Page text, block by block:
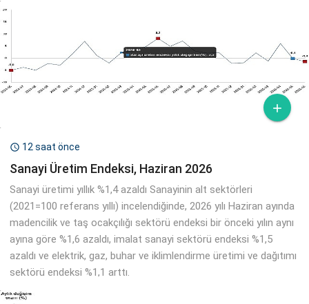

 12 saat önce
Sanayi Üretim Endeksi, Haziran 2026
Sanayi üretimi yıllık %1,4 azaldı Sanayinin alt sektörleri
(2021=100 referans yıllı) incelendiğinde, 2026 yılı Haziran ayında
madencilik ve taş ocakçılığı sektörü endeksi bir önceki yılın aynı
ayına göre %1,6 azaldı, imalat sanayi sektörü endeksi %1,5
azaldı ve elektrik, gaz, buhar ve iklimlendirme üretimi ve dağıtımı
sektörü endeksi %1,1 arttı.